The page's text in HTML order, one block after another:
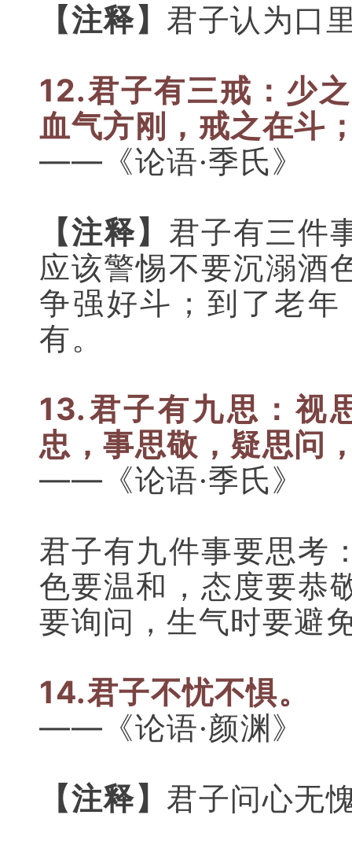
【注释】 君子认为口
12.君子有三戒： 少
血气方刚，戒之在斗
——《论语·季氏》
【注释】 君子有三件
应该警惕不要沉溺酒
争强好斗；到了老
有。
13.君子有九思：视
忠，事思敬，疑思问
——《论语·季氏》
君子有九件事要思考
色要温和，态度要恭
要询问，生气时要避
14.君子不忧不惧。
——《论语·颜渊》
【注释】 君子问心无